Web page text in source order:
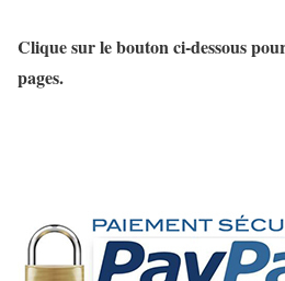
Clique sur le bouton ci-dessous
pages.